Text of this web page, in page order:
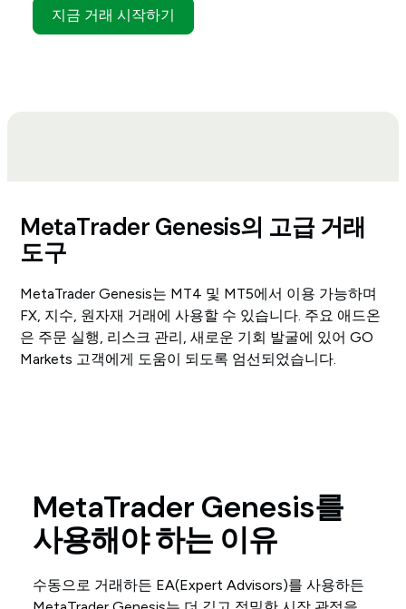
지금 거래 시작하기
MetaTrader Genesis의 고급 거래
도구
MetaTrader Genesis는 MT4 및 MT5에서 이용 가능하며
FX, 지수, 원자재 거래에 사용할 수 있습니다. 주요 애드온
은 주문 실행, 리스크 관리, 새로운 기회 발굴에 있어 GO
Markets 고객에게 도움이 되도록 엄선되었습니다.
MetaTrader Genesis를
사용해야 하는 이유
수동으로 거래하든 EA(Expert Advisors)를 사용하든